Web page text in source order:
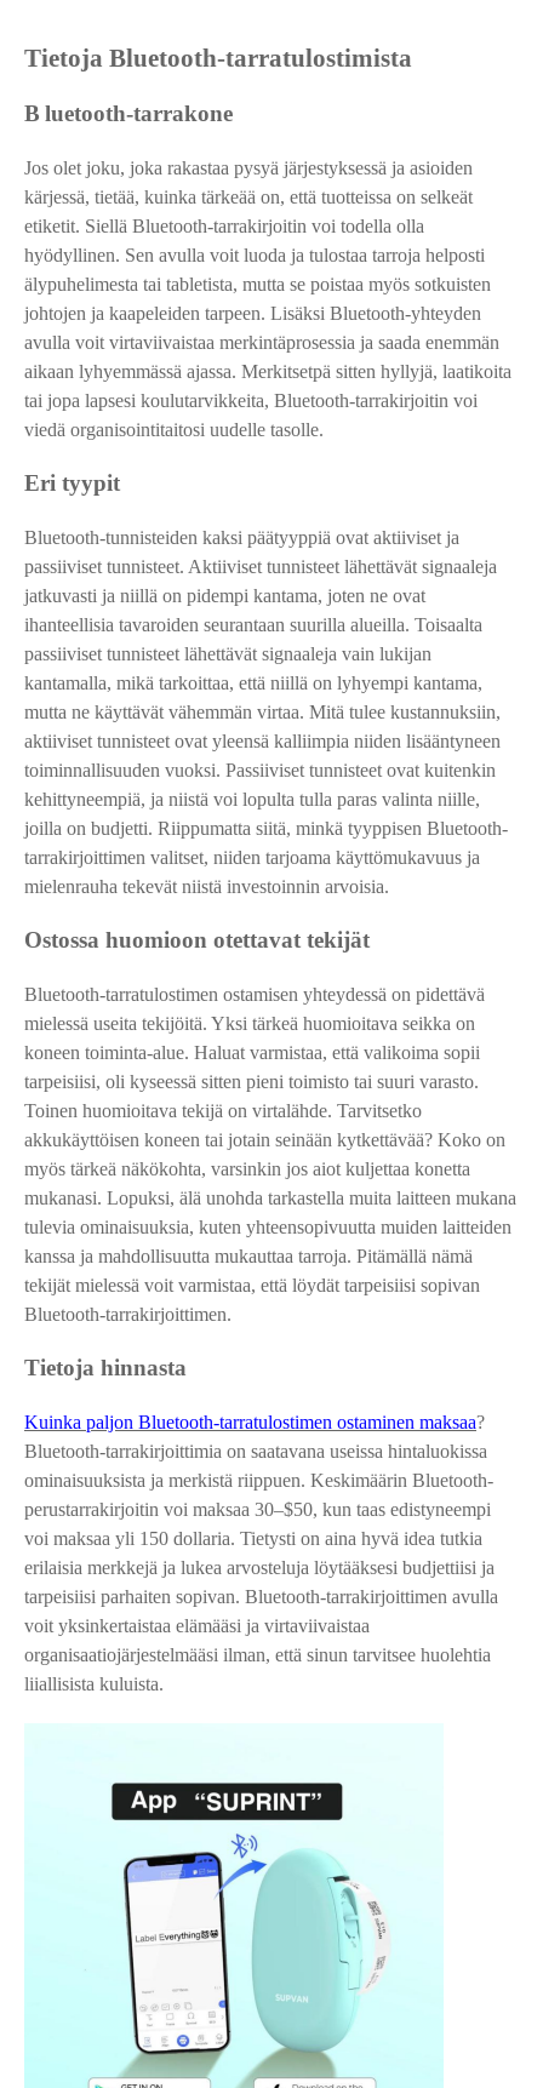
Tietoja Bluetooth-tarratulostimista
B luetooth-tarrakone
Jos olet joku, joka rakastaa pysyä järjestyksessä ja asioiden
kärjessä, tietää, kuinka tärkeää on, että tuotteissa on selkeät
etiketit. Siellä Bluetooth-tarrakirjoitin voi todella olla
hyödyllinen. Sen avulla voit luoda ja tulostaa tarroja helposti
älypuhelimesta tai tabletista, mutta se poistaa myös sotkuisten
johtojen ja kaapeleiden tarpeen. Lisäksi Bluetooth-yhteyden
avulla voit virtaviivaistaa merkintäprosessia ja saada enemmän
aikaan lyhyemmässä ajassa. Merkitsetpä sitten hyllyjä, laatikoita
tai jopa lapsesi koulutarvikkeita, Bluetooth-tarrakirjoitin voi
viedä organisointitaitosi uudelle tasolle.
Eri tyypit
Bluetooth-tunnisteiden kaksi päätyyppiä ovat aktiiviset ja
passiiviset tunnisteet. Aktiiviset tunnisteet lähettävät signaaleja
jatkuvasti ja niillä on pidempi kantama, joten ne ovat
ihanteellisia tavaroiden seurantaan suurilla alueilla. Toisaalta
passiiviset tunnisteet lähettävät signaaleja vain lukijan
kantamalla, mikä tarkoittaa, että niillä on lyhyempi kantama,
mutta ne käyttävät vähemmän virtaa. Mitä tulee kustannuksiin,
aktiiviset tunnisteet ovat yleensä kalliimpia niiden lisääntyneen
toiminnallisuuden vuoksi. Passiiviset tunnisteet ovat kuitenkin
kehittyneempiä, ja niistä voi lopulta tulla paras valinta niille,
joilla on budjetti. Riippumatta siitä, minkä tyyppisen Bluetooth-
tarrakirjoittimen valitset, niiden tarjoama käyttömukavuus ja
mielenrauha tekevät niistä investoinnin arvoisia.
Ostossa huomioon otettavat tekijät
Bluetooth-tarratulostimen ostamisen yhteydessä on pidettävä
mielessä useita tekijöitä. Yksi tärkeä huomioitava seikka on
koneen toiminta-alue. Haluat varmistaa, että valikoima sopii
tarpeisiisi, oli kyseessä sitten pieni toimisto tai suuri varasto.
Toinen huomioitava tekijä on virtalähde. Tarvitsetko
akkukäyttöisen koneen tai jotain seinään kytkettävää? Koko on
myös tärkeä näkökohta, varsinkin jos aiot kuljettaa konetta
mukanasi. Lopuksi, älä unohda tarkastella muita laitteen mukana
tulevia ominaisuuksia, kuten yhteensopivuutta muiden laitteiden
kanssa ja mahdollisuutta mukauttaa tarroja. Pitämällä nämä
tekijät mielessä voit varmistaa, että löydät tarpeisiisi sopivan
Bluetooth-tarrakirjoittimen.
Tietoja hinnasta
Kuinka paljon Bluetooth-tarratulostimen ostaminen maksaa?
Bluetooth-tarrakirjoittimia on saatavana useissa hintaluokissa
ominaisuuksista ja merkistä riippuen. Keskimäärin Bluetooth-
perustarrakirjoitin voi maksaa 30–$50, kun taas edistyneempi
voi maksaa yli 150 dollaria. Tietysti on aina hyvä idea tutkia
erilaisia ​​merkkejä ja lukea arvosteluja löytääksesi budjettiisi ja
tarpeisiisi parhaiten sopivan. Bluetooth-tarrakirjoittimen avulla
voit yksinkertaistaa elämääsi ja virtaviivaistaa
organisaatiojärjestelmääsi ilman, että sinun tarvitsee huolehtia
liiallisista kuluista.